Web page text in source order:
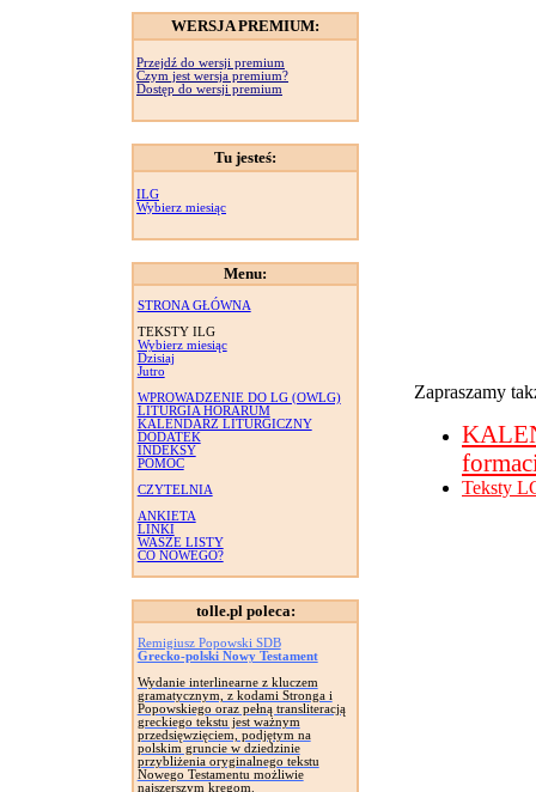
WERSJA PREMIUM:
Przejdź do wersji premium
Czym jest wersja premium?
Dostęp do wersji premium
Tu jesteś:
ILG
Wybierz miesiąc
Menu:
STRONA GŁÓWNA
TEKSTY ILG
Wybierz miesiąc
Dzisiaj
Jutro
WPROWADZENIE DO LG (OWLG)
LITURGIA HORARUM
KALENDARZ LITURGICZNY
DODATEK
INDEKSY
POMOC
CZYTELNIA
ANKIETA
LINKI
WASZE LISTY
CO NOWEGO?
tolle.pl poleca:
Remigiusz Popowski SDB
Grecko-polski Nowy Testament
Wydanie interlinearne z kluczem
gramatycznym, z kodami Stronga i
Popowskiego oraz pełną transliteracją
greckiego tekstu jest ważnym
przedsięwzięciem, podjętym na
polskim gruncie w dziedzinie
przybliżenia oryginalnego tekstu
Nowego Testamentu możliwie
najszerszym kręgom.
Zapraszamy
Teksty